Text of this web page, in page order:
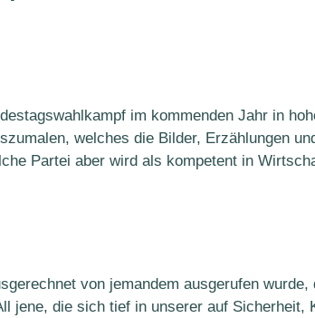
im kommenden Jahr in
welches die Bilder, Erzählungen
Partei aber wird als kompetent in
von jemandem ausgerufen
jene, die sich tief in unserer auf Sicherheit,